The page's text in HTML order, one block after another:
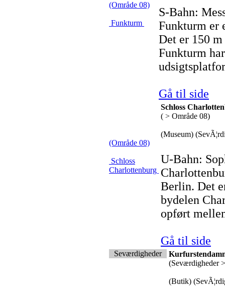
(Område 08)
Funkturm
S-Bahn:
Funkturm er
Det er 150
Funkturm
Gå til side
(Område 08)
Schloss
Charlottenburg
Schloss
( > Område 08)
(Museum)
U-Bahn:
Berlin. Det
bydelen
opført
Gå til side
Seværdigheder
(Seværdigheder
(Butik)